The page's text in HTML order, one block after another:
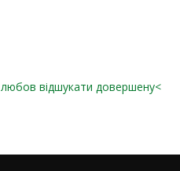
відшукати довершену<